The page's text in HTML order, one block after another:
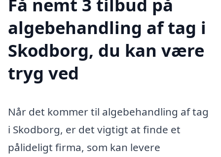
algebehandling af tag i
Skodborg, du kan være
tryg ved
Når det kommer til algebehandling af tag
i Skodborg, er det vigtigt at finde et
pålideligt firma, som kan levere